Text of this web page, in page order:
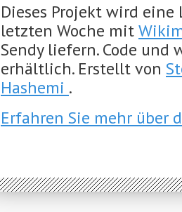
Dieses Projekt wird
letzten Woche mit
Sendy liefern. Code
erhältlich. Erstellt von
Hashemi .
Erfahren Sie mehr über